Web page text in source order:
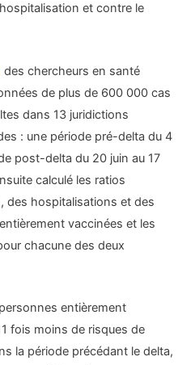
et contre le
des chercheurs en santé
de plus de 600 000 cas
dans 13 juridictions
: une période pré-delta du 4
post-delta du 20 juin au 17
calculé les ratios
des hospitalisations et des
vaccinées et les
chacune des deux
entièrement
fois moins de risques de
la période précédant le delta,